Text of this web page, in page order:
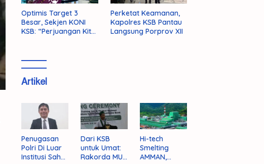
Optimis Target 3
Besar, Sekjen KONI
KSB: “Perjuangan Kita
Perketat Keamanan,
Kapolres KSB Pantau
Langsung Porprov XII
Artikel
Penugasan
Polri Di Luar
Institusi Sah
Dari KSB
untuk Umat:
Rakorda MUI
Hi-tech
Smelting
AMMAN,